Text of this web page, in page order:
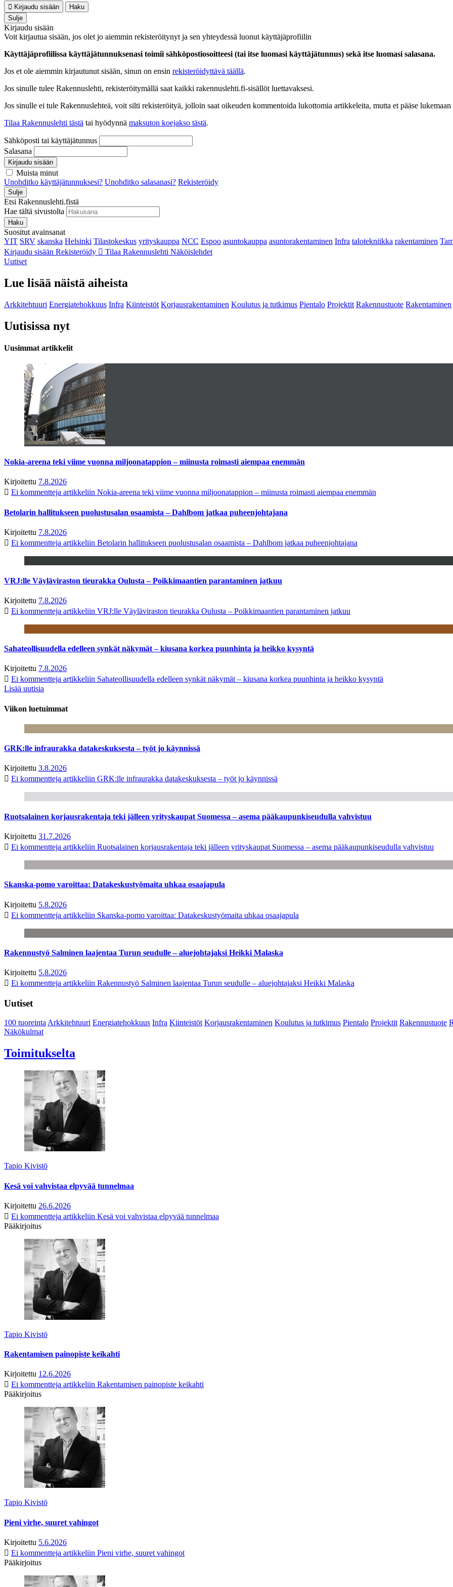
Kirjaudu sisään
Haku
Sulje
Kirjaudu sisään
Voit kirjautua sisään, jos olet jo aiemmin rekisteröitynyt ja sen yhteydessä luonut käyttäjäprofiilin
Käyttäjäprofiilissa käyttäjätunnuksenasi toimii sähköpostiosoitteesi (tai itse luomasi käyttäjätunnus) sekä itse luomasi salasana.
Jos et ole aiemmin kirjautunut sisään, sinun on ensin rekisteröidyttävä täällä.
Jos sinulle tulee Rakennuslehti, rekisteröitymällä saat kaikki rakennuslehti.fi-sisällöt luettavaksesi.
Jos sinulle ei tule Rakennuslehteä, voit silti rekisteröityä, jolloin saat oikeuden kommentoida lukottomia artikkeleita, mutta et pääse
Tilaa Rakennuslehti tästä tai hyödynnä maksuton koejakso tästä.
Sähköposti tai käyttäjätunnus
Salasana
Kirjaudu sisään
Muista minut
Unohditko käyttäjätunnuksesi? Unohditko salasanasi? Rekisteröidy
Sulje
Etsi Rakennuslehti.fistä
Hae tältä sivustolta
Haku
Suositut avainsanat
YIT SRV skanska Helsinki Tilastokeskus yrityskauppa NCC Espoo asuntokauppa asuntorakentaminen Infra talotekniikka rakentaminen
Kirjaudu sisään Rekisteröidy Tilaa Rakennuslehti Näköislehdet
Uutiset
Lue lisää näistä aiheista
Arkkitehtuuri Energiatehokkuus Infra Kiinteistöt Korjausrakentaminen Koulutus ja tutkimus Pientalo Projektit Rakennustuote Rakentaminen
Uutisissa nyt
Uusimmat artikkelit
Nokia-areena teki viime vuonna miljoonatappion – miinusta roimasti aiempaa enemmän
Kirjoitettu 7.8.2026
Ei kommentteja artikkeliin Nokia-areena teki viime vuonna miljoonatappion – miinusta roimasti aiempaa enemmän
Betolarin hallitukseen puolustusalan osaamista – Dahlbom jatkaa puheenjohtajana
Kirjoitettu 7.8.2026
Ei kommentteja artikkeliin Betolarin hallitukseen puolustusalan osaamista – Dahlbom jatkaa puheenjohtajana
VRJ:lle Väyläviraston tieurakka Oulusta – Poikkimaantien parantaminen jatkuu
Kirjoitettu 7.8.2026
Ei kommentteja artikkeliin VRJ:lle Väyläviraston tieurakka Oulusta – Poikkimaantien parantaminen jatkuu
Sahateollisuudella edelleen synkät näkymät – kiusana korkea puunhinta ja heikko kysyntä
Kirjoitettu 7.8.2026
Ei kommentteja artikkeliin Sahateollisuudella edelleen synkät näkymät – kiusana korkea puunhinta ja heikko kysyntä
Lisää uutisia
Viikon luetuimmat
GRK:lle infraurakka datakeskuksesta – työt jo käynnissä
Kirjoitettu 3.8.2026
Ei kommentteja artikkeliin GRK:lle infraurakka datakeskuksesta – työt jo käynnissä
Ruotsalainen korjausrakentaja teki jälleen yrityskaupat Suomessa – asema pääkaupunkiseudulla vahvistuu
Kirjoitettu 31.7.2026
Ei kommentteja artikkeliin Ruotsalainen korjausrakentaja teki jälleen yrityskaupat Suomessa – asema pääkaupunkiseudulla vahvistuu
Skanska-pomo varoittaa: Datakeskustyömaita uhkaa osaajapula
Kirjoitettu 5.8.2026
Ei kommentteja artikkeliin Skanska-pomo varoittaa: Datakeskustyömaita uhkaa osaajapula
Rakennustyö Salminen laajentaa Turun seudulle – aluejohtajaksi Heikki Malaska
Kirjoitettu 5.8.2026
Ei kommentteja artikkeliin Rakennustyö Salminen laajentaa Turun seudulle – aluejohtajaksi Heikki Malaska
Uutiset
100 tuoreintaArkkitehtuuri Energiatehokkuus Infra Kiinteistöt Korjausrakentaminen Koulutus ja tutkimus Pientalo Projektit Rakennustuote
Näkökulmat
Toimitukselta
Tapio Kivistö
Kesä voi vahvistaa elpyvää tunnelmaa
Kirjoitettu 26.6.2026
Ei kommentteja artikkeliin Kesä voi vahvistaa elpyvää tunnelmaa
Pääkirjoitus
Tapio Kivistö
Rakentamisen painopiste keikahti
Kirjoitettu 12.6.2026
Ei kommentteja artikkeliin Rakentamisen painopiste keikahti
Pääkirjoitus
Tapio Kivistö
Pieni virhe, suuret vahingot
Kirjoitettu 5.6.2026
Ei kommentteja artikkeliin Pieni virhe, suuret vahingot
Pääkirjoitus